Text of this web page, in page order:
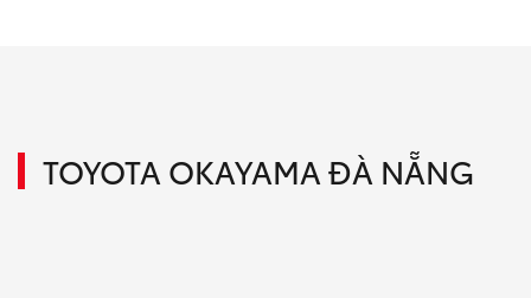
TOYOTA OKAYAMA ĐÀ NẴNG